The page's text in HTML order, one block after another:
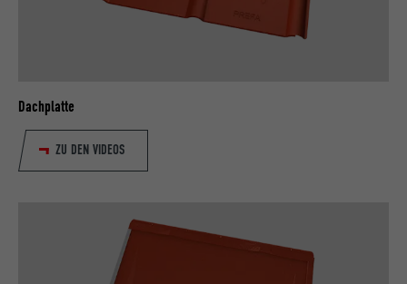
Dachplatte
ZU DEN VIDEOS